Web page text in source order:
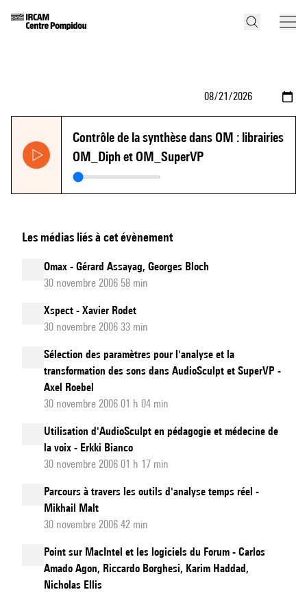
Contrôle de la synthèse dans OM : librairies
OM_Diph et OM_SuperVP
Les médias liés à cet évènement
Omax - Gérard Assayag, Georges Bloch
30 novembre 2006 58 min
Xspect - Xavier Rodet
30 novembre 2006 33 min
Sélection des paramètres pour l'analyse et la
transformation des sons dans AudioSculpt et SuperVP -
Axel Roebel
30 novembre 2006 01 h 04 min
Utilisation d'AudioSculpt en pédagogie et médecine de
la voix - Erkki Bianco
30 novembre 2006 01 h 17 min
Parcours à travers les outils d'analyse temps réel -
Mikhail Malt
30 novembre 2006 42 min
Point sur MacIntel et les logiciels du Forum - Carlos
Amado Agon, Riccardo Borghesi, Karim Haddad,
Nicholas Ellis